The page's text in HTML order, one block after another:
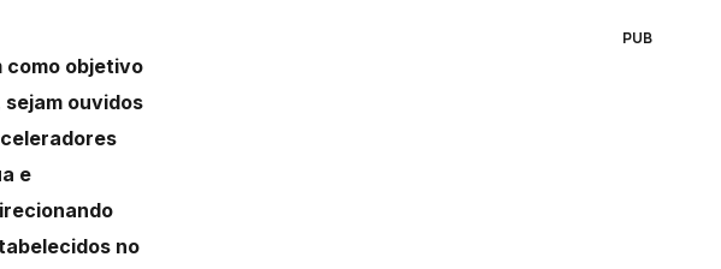
como objetivo
ouvidos
e
no
PUB